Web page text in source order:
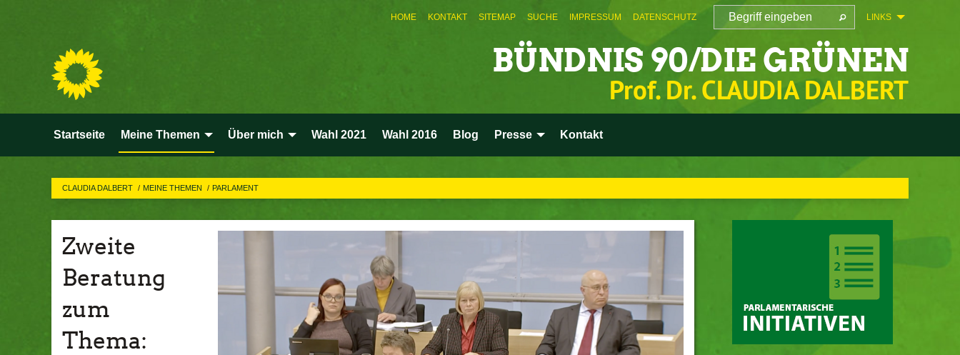
LINKS
HOME KONTAKT SITEMAP SUCHE IMPRESSUM DATENSCHUTZ
BÜNDNIS 90/DIE GRÜNEN
Prof. Dr. CLAUDIA DALBERT
Startseite Meine Themen Über mich Wahl 2021 Wahl 2016 Blog Presse Kontakt
CLAUDIA DALBERT MEINE THEMEN PARLAMENT
Zweite
Beratung
zum
Thema: